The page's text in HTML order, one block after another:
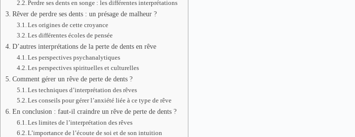
Perdre ses dents en songe : les différentes interprétations
Rêver de perdre ses dents : un présage de malheur ?
Les origines de cette croyance
Les différentes écoles de pensée
D’autres interprétations de la perte de dents en rêve
Les perspectives psychanalytiques
Les perspectives spirituelles et culturelles
Comment gérer un rêve de perte de dents ?
Les techniques d’interprétation des rêves
Les conseils pour gérer l’anxiété liée à ce type de rêve
En conclusion : faut-il craindre un rêve de perte de dents ?
Les limites de l’interprétation des rêves
L’importance de l’écoute de soi et de son intuition